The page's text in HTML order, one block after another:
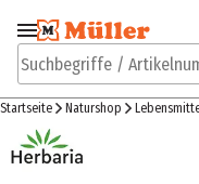
Zur Navigation
springen
Suchbegriffe /
Startseite Naturshop